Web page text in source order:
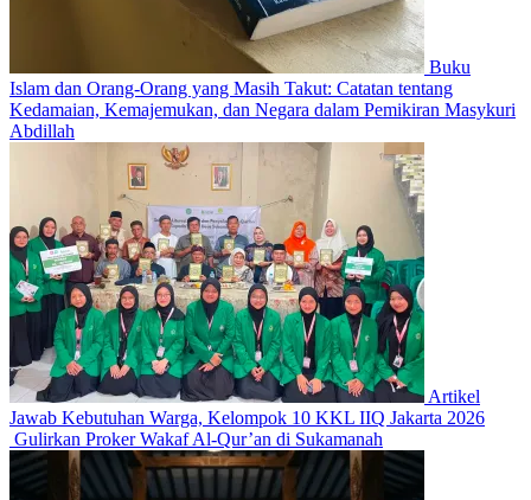
Buku
Islam dan Orang-Orang yang Masih Takut: Catatan tentang
Kedamaian, Kemajemukan, dan Negara dalam Pemikiran Masykuri
Abdillah
Artikel
Jawab Kebutuhan Warga, Kelompok 10 KKL IIQ Jakarta 2026
Gulirkan Proker Wakaf Al-Qur’an di Sukamanah